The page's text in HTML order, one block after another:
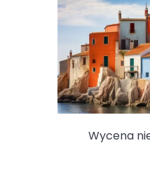
Wycena